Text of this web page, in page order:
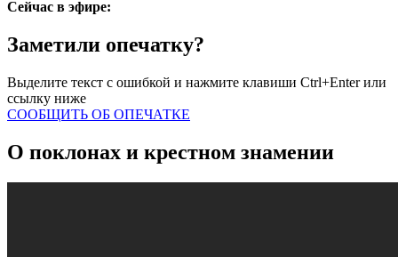
Сейчас в эфире:
Заметили опечатку?
Выделите текст с ошибкой и нажмите клавиши Ctrl+Enter или
ссылку ниже
СООБЩИТЬ ОБ ОПЕЧАТКЕ
О поклонах и крестном знамении